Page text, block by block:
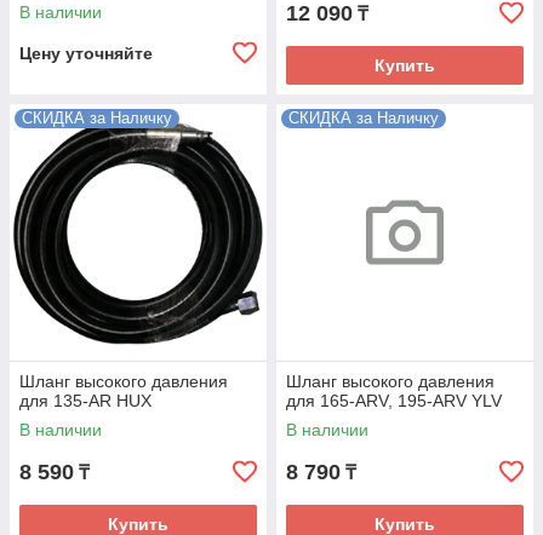
В наличии
Цену уточняйте
12 090 ₸
Купить
СКИДКА за Наличку
Шланг высокого давления
для 135-AR HUX
В наличии
8 590 ₸
Купить
СКИДКА за Наличку
Шланг высокого давления
для 165-ARV, 195-ARV YLV
В наличии
8 790 ₸
Купить